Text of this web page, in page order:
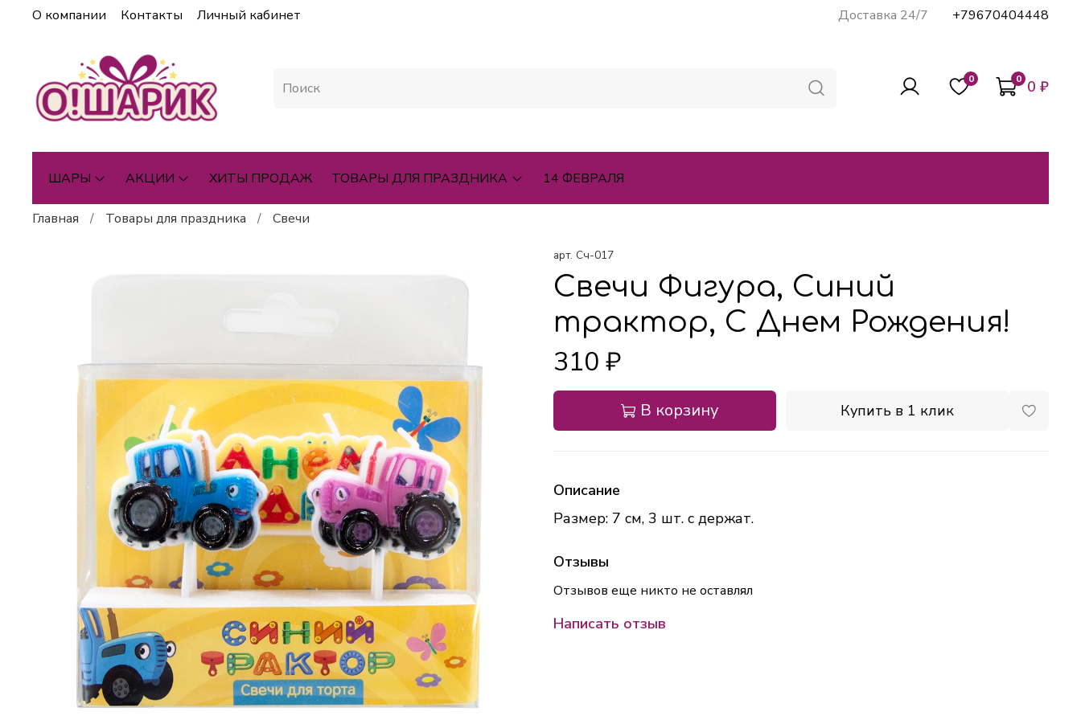
О компании Контакты Личный кабинет Доставка 24/7 +79670404448
0 0 0 ₽
ШАРЫ АКЦИИ ХИТЫ ПРОДАЖ ТОВАРЫ ДЛЯ ПРАЗДНИКА 14 ФЕВРАЛЯ
Главная Товары для праздника Свечи
арт. Сч-017
Свечи Фигура, Синий
трактор, С Днем Рождения!
310 ₽
В корзину Купить в 1 клик
Описание
Размер: 7 см, 3 шт. с держат.
Отзывы
Отзывов еще никто не оставлял
Написать отзыв